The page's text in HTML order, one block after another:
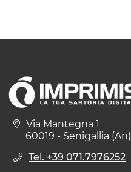
Via Mantegna 1
60019 - Senigallia (An)
Tel. +39 071.7976252